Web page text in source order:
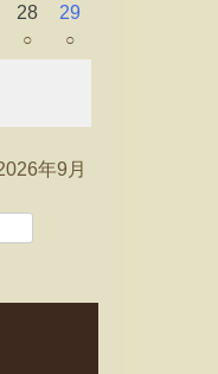
28
○
29
○
年9月